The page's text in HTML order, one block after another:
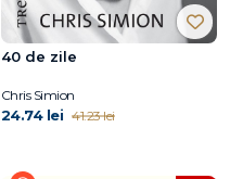
40 de zile
Chris Simion
24.74 lei 41.23 lei